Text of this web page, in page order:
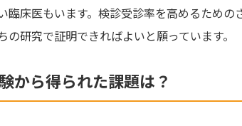
臨床医もいます。検診受診率を高めるため
の研究で証明できればよいと願っています。
から得られた課題は？